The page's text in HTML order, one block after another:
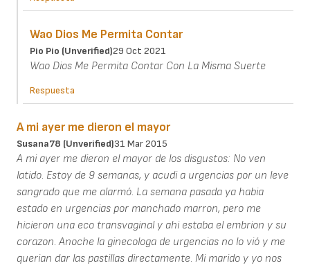
Wao Dios Me Permita Contar
Pio Pio (unverified)29 Oct 2021
Wao Dios Me Permita Contar Con La Misma Suerte
Respuesta
A mi ayer me dieron el mayor
Susana78 (unverified)31 Mar 2015
A mi ayer me dieron el mayor de los disgustos: No ven
latido. Estoy de 9 semanas, y acudi a urgencias por un leve
sangrado que me alarmó. La semana pasada ya habia
estado en urgencias por manchado marron, pero me
hicieron una eco transvaginal y ahi estaba el embrion y su
corazon. Anoche la ginecologa de urgencias no lo vió y me
querian dar las pastillas directamente. Mi marido y yo nos